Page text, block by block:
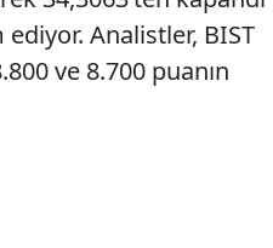
Analistler, BIST
ve 8.700 puanın